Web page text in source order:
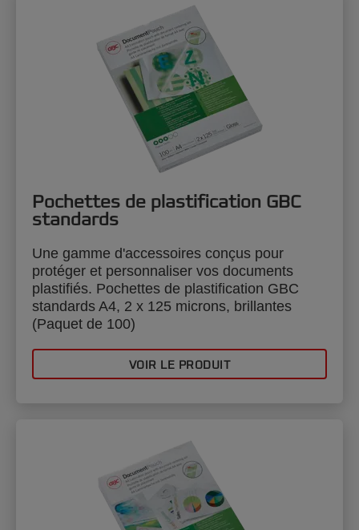
Pochettes de plastification GBC
standards
Une gamme d'accessoires conçus pour
protéger et personnaliser vos documents
plastifiés. Pochettes de plastification GBC
standards A4, 2 x 125 microns, brillantes
(Paquet de 100)
VOIR LE PRODUIT